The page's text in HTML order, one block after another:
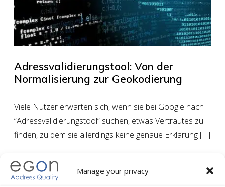
Manage your privacy
Adressvalidierungstool: Von der
Normalisierung zur Geokodierung
Viele Nutzer erwarten sich, wenn sie bei Google nach
“Adressvalidierungstool” suchen, etwas Vertrautes zu
finden, zu dem sie allerdings keine genaue Erklärung […]